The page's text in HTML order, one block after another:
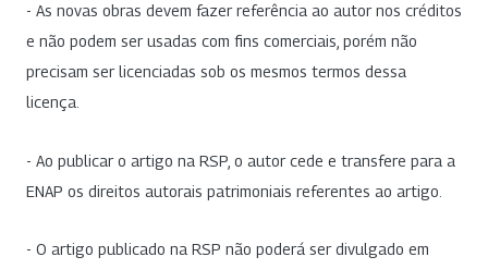
- As novas obras devem fazer referência ao autor nos créditos
e não podem ser usadas com fins comerciais, porém não
precisam ser licenciadas sob os mesmos termos dessa
licença.
- Ao publicar o artigo na RSP, o autor cede e transfere para a
ENAP os direitos autorais patrimoniais referentes ao artigo.
- O artigo publicado na RSP não poderá ser divulgado em